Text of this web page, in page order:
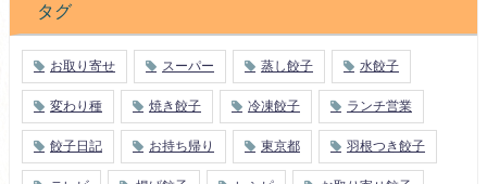
タグ
お取り寄せ スーパー 蒸し餃子 水餃子
変わり種 焼き餃子 冷凍餃子 ランチ営業
餃子日記 お持ち帰り 東京都 羽根つき餃子